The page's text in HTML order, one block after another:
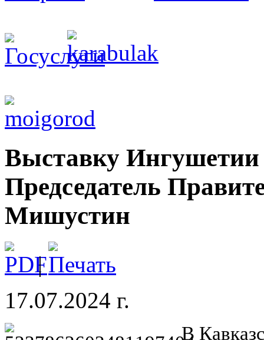
Выставку
Председатель
Мишустин
|
17.07.2024 г.
В